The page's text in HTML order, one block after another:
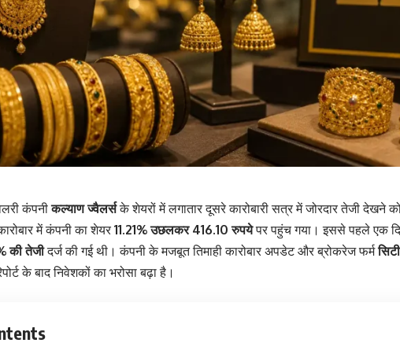
कंपनीकल्याण ज्वैलर्सके शेयरों में लगातार दूसरे कारोबारी सत्र में जोरदार तेजी देखने
में कंपनी का शेयर 11.21% उछलकर 416.10 रुपयेपर पहुंच गया। इससे पहले एक
की तेजीदर्ज की गई थी। कंपनी के मजबूत तिमाही कारोबार अपडेट और ब्रोकरेज फर्म
के बाद निवेशकों का भरोसा बढ़ा है।